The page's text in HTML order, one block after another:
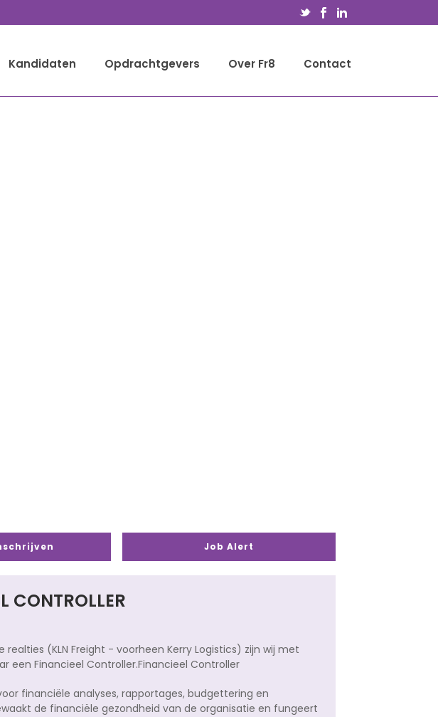
Kandidaten Opdrachtgevers Over Fr8 Contact
Job Alert
CONTROLLER
realties (KLN Freight - voorheen Kerry Logistics) zijn wij met
een Financieel Controller.Financieel Controller
financiële analyses, rapportages, budgettering en
de financiële gezondheid van de organisatie en fungeert